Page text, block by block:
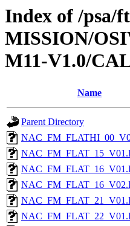
Index of /psa/
MISSION/
M11-V1.0/
Name
Parent Directory